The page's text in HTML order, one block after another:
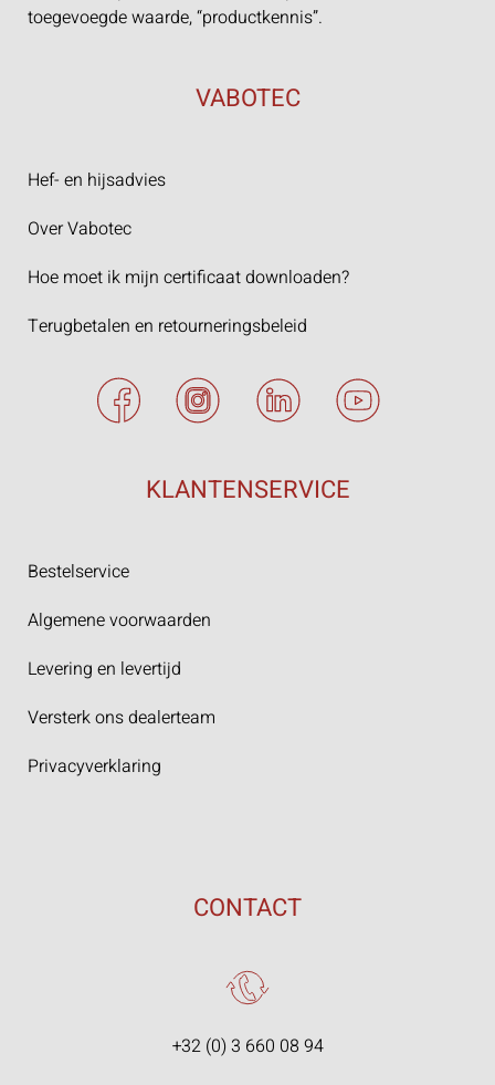
toegevoegde waarde, “productkennis”.
VABOTEC
Hef- en hijsadvies
Over Vabotec
Hoe moet ik mijn certificaat downloaden?
Terugbetalen en retourneringsbeleid
KLANTENSERVICE
Bestelservice
Algemene voorwaarden
Levering en levertijd
Versterk ons dealerteam
Privacyverklaring
CONTACT
+32 (0) 3 660 08 94